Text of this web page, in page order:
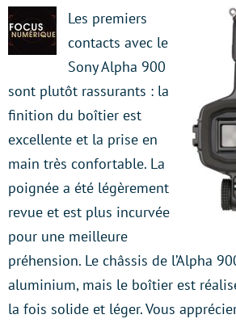
Les premiers
contacts avec le
Sony Alpha 900
sont plutôt rassurants : la
finition du boîtier est
excellente et la prise en
main très confortable. La
poignée a été légèrement
revue et est plus incurvée
pour une meilleure
préhension. Le châssis de l’Alpha
aluminium, mais le boîtier est
la fois solide et léger. Vous